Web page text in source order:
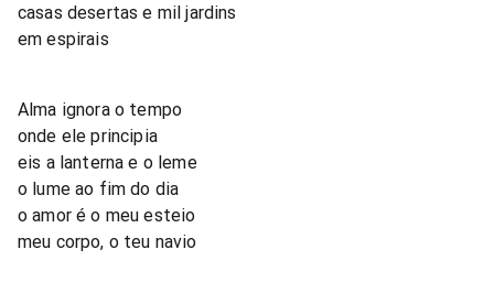
casas desertas e mil jardins
em espirais
Alma ignora o tempo
onde ele principia
eis a lanterna e o leme
o lume ao fim do dia
o amor é o meu esteio
meu corpo, o teu navio